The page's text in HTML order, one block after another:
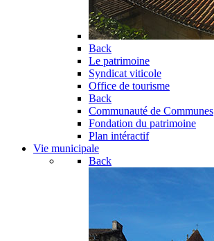
Back
Le patrimoine
Syndicat viticole
Office de tourisme
Back
Communauté de Communes
Fondation du patrimoine
Plan intéractif
Vie municipale
Back